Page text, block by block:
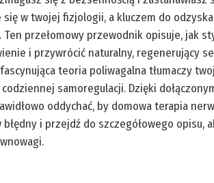
w twojej fizjologii, a kluczem do
Ten przełomowy przewodnik opisuje, jak
i przywrócić naturalny, regenerujący
teoria poliwagalna tłumaczy
samoregulacji. Dzięki
oddychać, by domowa terapia
błędny i przejdź do szczegółowego